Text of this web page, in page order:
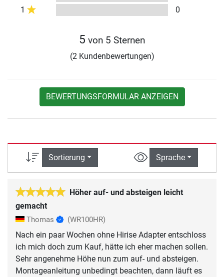
1
0
5 von 5 Sternen
(2 Kundenbewertungen)
BEWERTUNGSFORMULAR ANZEIGEN
Sortierung Sprache
Höher auf- und absteigen leicht
gemacht
Thomas (WR100HR)
Nach ein paar Wochen ohne Hirise Adapter entschloss
ich mich doch zum Kauf, hätte ich eher machen sollen.
Sehr angenehme Höhe nun zum auf- und absteigen.
Montageanleitung unbedingt beachten, dann läuft es